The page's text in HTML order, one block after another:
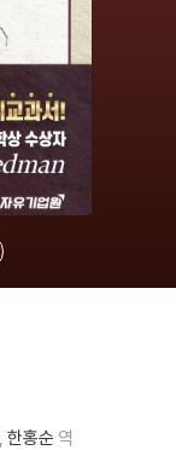
한홍순 역